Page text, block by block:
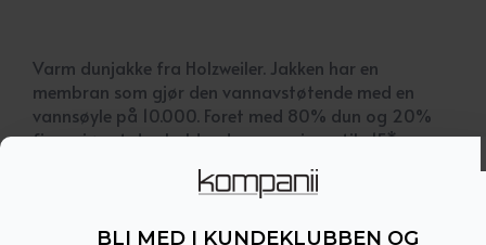
Varm dunjakke fra Holzweiler. Jakken har en
membran som gjør den vannavstøtende med en
vannsøyle på 10.000. Foret med 80% dun og 20%
fjær gjør at den holder deg varm i opptil -15*c, og
glidelås med borrelåsdeksel.
BLI MED I KUNDEKLUBBEN OG